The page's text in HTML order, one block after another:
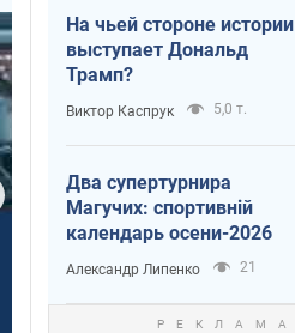
На чьей стороне истории
выступает Дональд
Трамп?
Виктор Каспрук 5,0 т.
Два супертурнира
Магучих: спортивній
календарь осени-2026
Александр Липенко 21